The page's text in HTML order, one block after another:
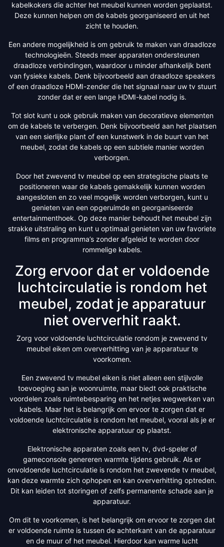
kabelkokers die achter het meubel kunnen worden geplaatst.
Deze kunnen helpen om de kabels georganiseerd en uit het
zicht te houden.
Een andere mogelijkheid is om gebruik te maken van draadloze
technologieën. Steeds meer apparaten ondersteunen
draadloze verbindingen, waardoor u minder afhankelijk bent
van fysieke kabels. Denk bijvoorbeeld aan draadloze speakers
of een draadloze HDMI-zender die het signaal naar uw tv stuurt
zonder dat er een lange HDMI-kabel nodig is.
Tot slot kunt u ook gebruik maken van decoratieve elementen
om de kabels te verbergen. Denk bijvoorbeeld aan het plaatsen
van een sierlijke plant of een kunstwerk in de buurt van het
meubel, zodat de kabels op een subtiele manier worden
verborgen.
Door het zwevend tv meubel op een strategische plaats te
positioneren waar de kabels gemakkelijk kunnen worden
aangesloten en zo veel mogelijk worden verborgen, kunt u
genieten van een opgeruimde en georganiseerde
entertainmenthoek. Op deze manier behoudt het meubel zijn
strakke uitstraling en kunt u optimaal genieten van uw favoriete
films en programma’s zonder afgeleid te worden door
rommelige kabels.
Zorg ervoor dat er voldoende
luchtcirculatie is rondom het
meubel, zodat je apparatuur
niet oververhit raakt.
Zorg voor voldoende luchtcirculatie rondom je zwevend tv
meubel eiken om oververhitting van je apparatuur te
voorkomen.
Een zwevend tv meubel eiken is niet alleen een stijlvolle
toevoeging aan je woonruimte, maar biedt ook praktische
voordelen zoals ruimtebesparing en het netjes wegwerken van
kabels. Maar het is belangrijk om ervoor te zorgen dat er
voldoende luchtcirculatie is rondom het meubel, vooral als je er
elektronische apparatuur op plaatst.
Elektronische apparaten zoals een tv, dvd-speler of
gameconsole genereren warmte tijdens gebruik. Als er
onvoldoende luchtcirculatie is rondom het zwevende tv meubel,
kan deze warmte zich ophopen en kan oververhitting optreden.
Dit kan leiden tot storingen of zelfs permanente schade aan je
apparatuur.
Om dit te voorkomen, is het belangrijk om ervoor te zorgen dat
er voldoende ruimte is tussen de achterkant van de apparatuur
en de muur of het meubel. Hierdoor kan warme lucht